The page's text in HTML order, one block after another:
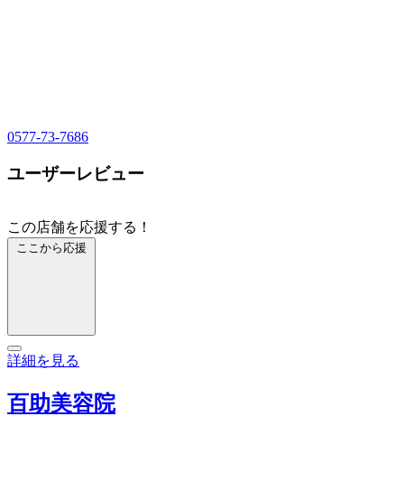
0577-73-7686
ユーザーレビュー
この店舗を応援する！
ここから応援
詳細を見る
百助美容院